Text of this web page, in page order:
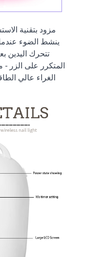
مزود بتقنية
ينشط الضوء
تتحرك اليدين
المتكرر على الزر
الغراء عالي